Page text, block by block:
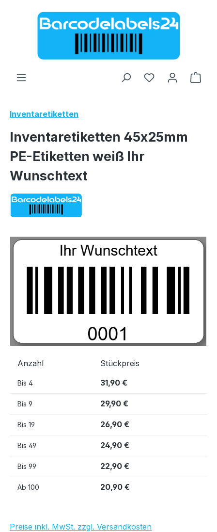
Zum Hauptinhalt springen
Inventaretiketten
Inventaretiketten 45x25mm
PE-Etiketten weiß Ihr
Wunschtext
Bildergalerie überspringen
Anzahl Stückpreis
Bis 4 31,90 €
Bis 9 29,90 €
Bis 19 26,90 €
Bis 49 24,90 €
Bis 99 22,90 €
Ab 100 20,90 €
Preise inkl. MwSt. zzgl. Versandkosten